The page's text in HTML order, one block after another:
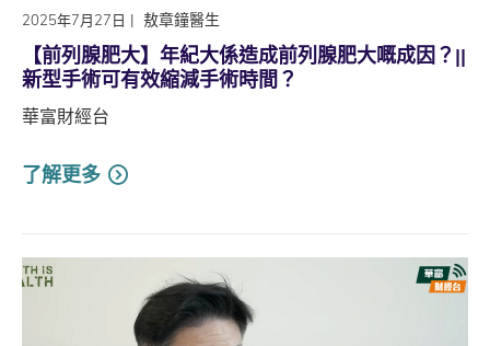
2025年7月27日 | 敖章鐘醫生
【前列腺肥大】年紀大係造成前列腺肥大嘅成因？||
新型手術可有效縮減手術時間？
華富財經台
了解更多